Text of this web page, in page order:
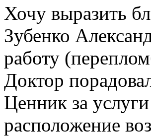
Хочу выразить
Зубенко
работу
Доктор
Ценник за
расположение